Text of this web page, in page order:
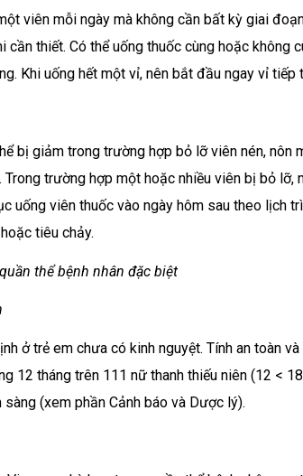
viên mỗi ngày mà không cần bất kỳ giai
thiết. Có thể uống thuốc cùng hoặc không
Khi uống hết một vỉ, nên bắt đầu ngay vỉ
bị giảm trong trường hợp bỏ lỡ viên nén,
Trong trường hợp một hoặc nhiều viên bị bỏ
uống viên thuốc vào ngày hôm sau theo lịch
tiêu chảy.
thể bệnh nhân đặc biệt
ở trẻ em chưa có kinh nguyệt. Tính an toàn
12 tháng trên 111 nữ thanh thiếu niên (12 <
(xem phần Cảnh báo và Dược lý).